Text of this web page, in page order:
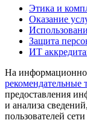
Этика и
Оказание
Защита
ИТ
На
рекомендательные
предоставления
и анализа
пользователей